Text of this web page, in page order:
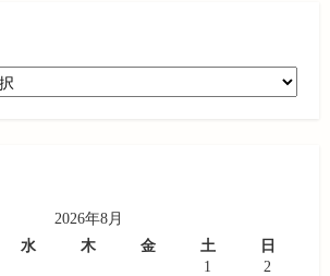
2026年8月
水 木 金 土
日
1
2